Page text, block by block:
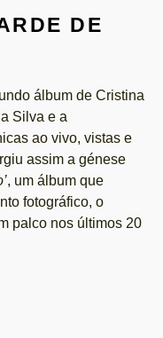
DE
álbum de Cristina
Silva e a
ao vivo, vistas e
assim a génese
, um álbum que
fotográfico, o
palco nos últimos 20